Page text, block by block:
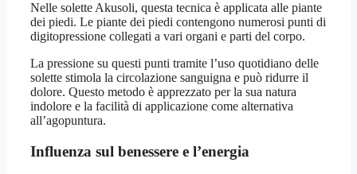
Nelle solette Akusoli, questa tecnica è applicata alle piante
dei piedi. Le piante dei piedi contengono numerosi punti di
digitopressione collegati a vari organi e parti del corpo.
La pressione su questi punti tramite l’uso quotidiano delle
solette stimola la circolazione sanguigna e può ridurre il
dolore. Questo metodo è apprezzato per la sua natura
indolore e la facilità di applicazione come alternativa
all’agopuntura.
Influenza sul benessere e l’energia